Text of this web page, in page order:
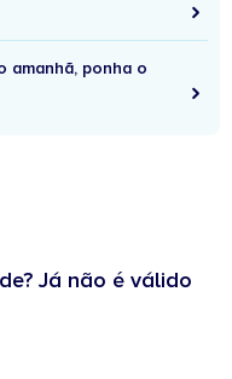
amanhã, ponha o
Já não é válido